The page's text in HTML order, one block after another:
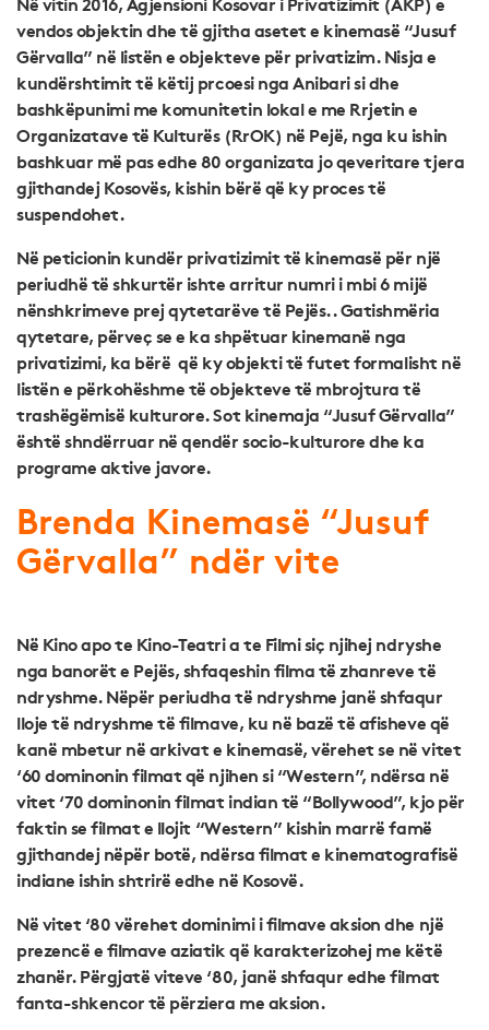
vendos objektin dhe të gjitha asetet e kinemasë “Jusuf
Gërvalla” në listën e objekteve për privatizim. Nisja e
kundërshtimit të këtij prcoesi nga Anibari si dhe
bashkëpunimi me komunitetin lokal e me Rrjetin e
Organizatave të Kulturës (RrOK) në Pejë, nga ku ishin
bashkuar më pas edhe 80 organizata jo qeveritare tjera
gjithandej Kosovës, kishin bërë që ky proces të
suspendohet.
Në peticionin kundër privatizimit të kinemasë për një
periudhë të shkurtër ishte arritur numri i mbi 6 mijë
nënshkrimeve prej qytetarëve të Pejës.. Gatishmëria
qytetare, përveç se e ka shpëtuar kinemanë nga
privatizimi, ka bërë që ky objekti të futet formalisht në
listën e përkohëshme të objekteve të mbrojtura të
trashëgëmisë kulturore. Sot kinemaja “Jusuf Gërvalla”
është shndërruar në qendër socio-kulturore dhe ka
programe aktive javore.
Brenda Kinemasë “Jusuf
Gërvalla” ndër vite
Në Kino apo te Kino-Teatri a te Filmi siç njihej ndryshe
nga banorët e Pejës, shfaqeshin filma të zhanreve të
ndryshme. Nëpër periudha të ndryshme janë shfaqur
lloje të ndryshme të filmave, ku në bazë të afisheve që
kanë mbetur në arkivat e kinemasë, vërehet se në vitet
‘60 dominonin filmat që njihen si “Western”, ndërsa në
vitet ‘70 dominonin filmat indian të “Bollywood”, kjo për
faktin se filmat e llojit “Western” kishin marrë famë
gjithandej nëpër botë, ndërsa filmat e kinematografisë
indiane ishin shtrirë edhe në Kosovë.
Në vitet ‘80 vërehet dominimi i filmave aksion dhe një
prezencë e filmave aziatik që karakterizohej me këtë
zhanër. Përgjatë viteve ‘80, janë shfaqur edhe filmat
fanta-shkencor të përziera me aksion.